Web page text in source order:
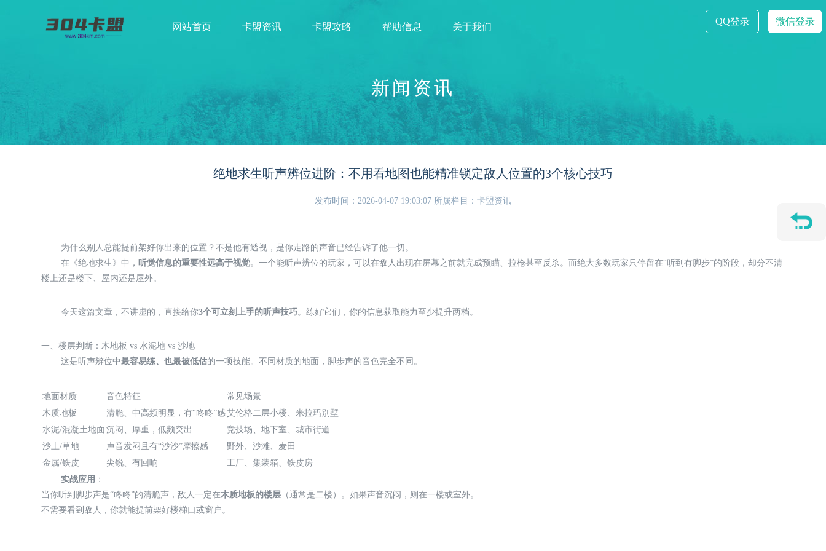
网站首页 卡盟资讯 卡盟攻略 帮助信息 关于我们
QQ登录 微信登录
新闻资讯
绝地求生听声辨位进阶：不用看地图也能精准锁定敌人位置的3个核心技巧
发布时间：2026-04-07 19:03:07 所属栏目：卡盟资讯
为什么别人总能提前架好你出来的位置？不是他有透视，是你走路的声音已经告诉了他一切。
在《绝地求生》中，听觉信息的重要性远高于视觉。一个能听声辨位的玩家，可以在敌人出现在屏幕之前就完成预瞄、拉枪甚至反杀。而绝大多数玩家只停留在“听到有脚步”的阶段，却分不清
楼上还是楼下、屋内还是屋外。
今天这篇文章，不讲虚的，直接给你3个可立刻上手的听声技巧。练好它们，你的信息获取能力至少提升两档。
一、楼层判断：木地板 vs 水泥地 vs 沙地
这是听声辨位中最容易练、也最被低估的一项技能。不同材质的地面，脚步声的音色完全不同。
地面材质 音色特征
常见场景
木质地板
清脆、中高频明显，有“咚咚”感艾伦格二层小楼、米拉玛别墅
水泥/混凝土地面 沉闷、厚重，低频突出
竞技场、地下室、城市街道
沙土/草地
声音发闷且有“沙沙”摩擦感
野外、沙滩、麦田
金属/铁皮
尖锐、有回响
工厂、集装箱、铁皮房
实战应用 ：
当你听到脚步声是“咚咚”的清脆声，敌人一定在木质地板的楼层 （通常是二楼）。如果声音沉闷，则在一楼或室外。
不需要看到敌人，你就能提前架好楼梯口或窗户。